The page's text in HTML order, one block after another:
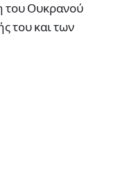
του Ουκρανού
του και των